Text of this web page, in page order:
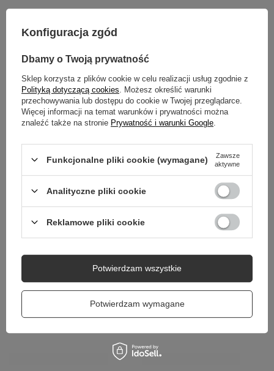
DO POBRANIA
GWARANCJA
Potrzebujesz pomocy? Masz pytania?
dla innych.
Zadaj pytanie
Konfiguracja zgód
Dbamy o Twoją prywatność
Sklep korzysta z plików cookie w celu realizacji usług zgodnie z
Polityką dotyczącą cookies . Możesz określić warunki
przechowywania lub dostępu do cookie w Twojej przeglądarce.
Więcej informacji na temat warunków i prywatności można
znaleźć także na stronie Prywatność i warunki Google
Funkcjonalne pliki cookie (wymagane)
Zawsze
aktywne
Analityczne pliki cookie
Reklamowe pliki cookie
Potwierdzam wymagane
Potwierdzam wszystkie